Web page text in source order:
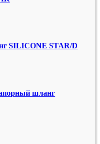
SILICONE STAR/D
шланг